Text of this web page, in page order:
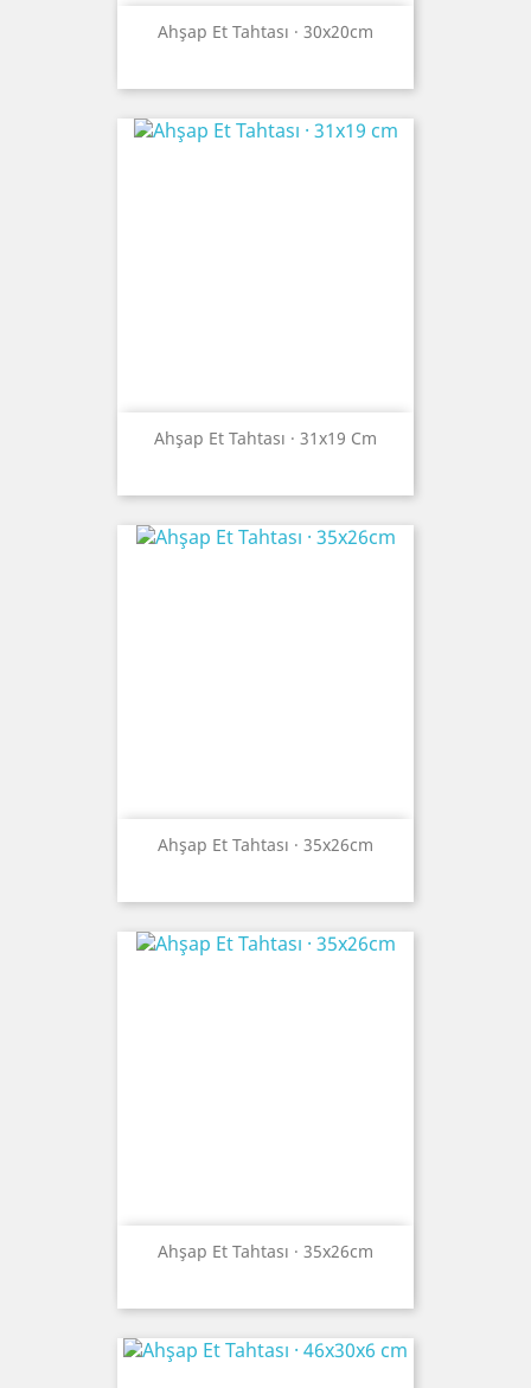
Ahşap Et Tahtası · 30x20cm
Ahşap Et Tahtası · 31x19 Cm
Ahşap Et Tahtası · 35x26cm
Ahşap Et Tahtası · 35x26cm